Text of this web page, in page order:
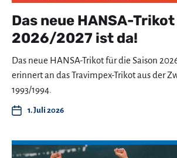
Das neue HANSA-Trikot
2026/2027 ist da!
Das neue HANSA-Trikot für die Saison
erinnert an das Travimpex-Trikot aus der
1993/1994.
1. Juli 2026